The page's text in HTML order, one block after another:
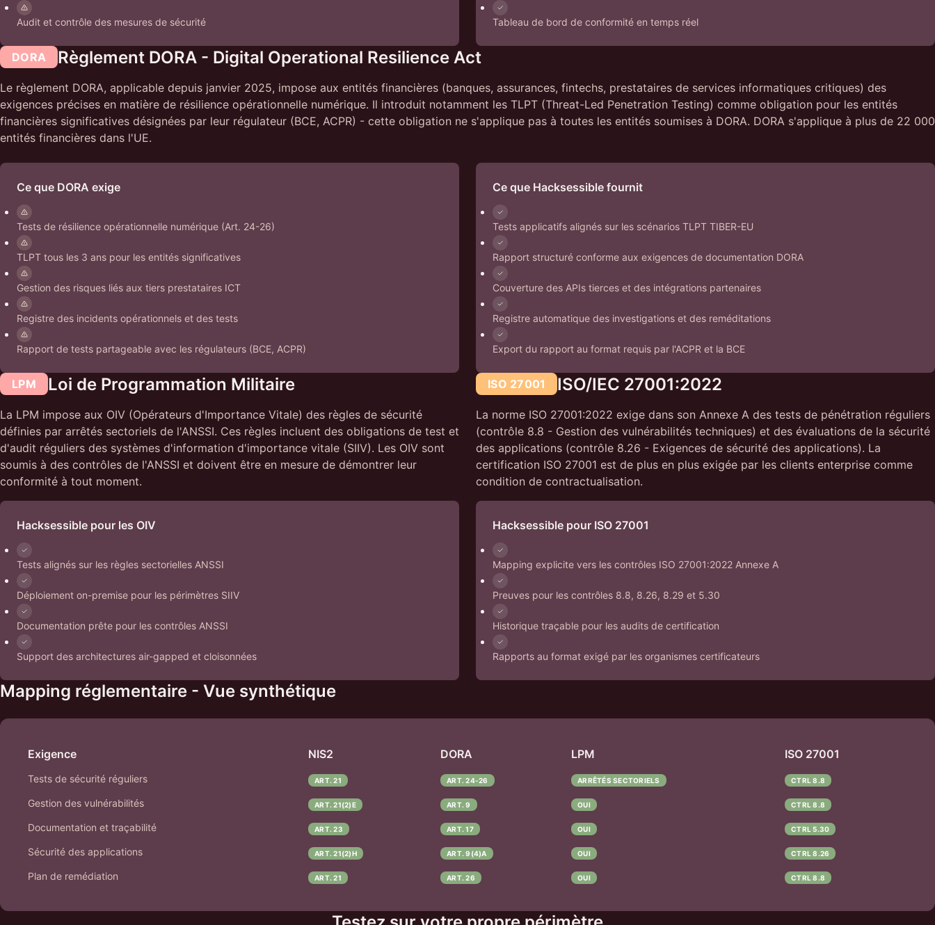
Audit et contrôle des mesures de sécurité Tableau de bord de conformité en temps réel
DORA Règlement DORA - Digital Operational Resilience Act
Le règlement DORA, applicable depuis janvier 2025, impose aux entités financières (banques, assurances, fintechs, prestataires de services informatiques critiques) des
exigences précises en matière de résilience opérationnelle numérique. Il introduit notamment les TLPT (Threat-Led Penetration Testing) comme obligation pour les entités
financières significatives désignées par leur régulateur (BCE, ACPR) - cette obligation ne s'applique pas à toutes les entités soumises à DORA. DORA s'applique à plus de 22 000
entités financières dans l'UE.
Ce que DORA exige
Tests de résilience opérationnelle numérique (Art. 24-26)
TLPT tous les 3 ans pour les entités significatives
Gestion des risques liés aux tiers prestataires ICT
Registre des incidents opérationnels et des tests
Rapport de tests partageable avec les régulateurs (BCE, ACPR)
Ce que Hacksessible fournit
Tests applicatifs alignés sur les scénarios TLPT TIBER-EU
Rapport structuré conforme aux exigences de documentation DORA
Couverture des APIs tierces et des intégrations partenaires
Registre automatique des investigations et des reméditations
Export du rapport au format requis par l'ACPR et la BCE
LPM Loi de Programmation Militaire
La LPM impose aux OIV (Opérateurs d'Importance Vitale) des règles de sécurité
définies par arrêtés sectoriels de l'ANSSI. Ces règles incluent des obligations de test et
d'audit réguliers des systèmes d'information d'importance vitale (SIIV). Les OIV sont
soumis à des contrôles de l'ANSSI et doivent être en mesure de démontrer leur
conformité à tout moment.
Hacksessible pour les OIV
Tests alignés sur les règles sectorielles ANSSI
Déploiement on-premise pour les périmètres SIIV
Documentation prête pour les contrôles ANSSI
Support des architectures air-gapped et cloisonnées
ISO 27001 ISO/IEC 27001:2022
La norme ISO 27001:2022 exige dans son Annexe A des tests de pénétration réguliers
(contrôle 8.8 - Gestion des vulnérabilités techniques) et des évaluations de la sécurité
des applications (contrôle 8.26 - Exigences de sécurité des applications). La
certification ISO 27001 est de plus en plus exigée par les clients enterprise comme
condition de contractualisation.
Hacksessible pour ISO 27001
Mapping explicite vers les contrôles ISO 27001:2022 Annexe A
Preuves pour les contrôles 8.8, 8.26, 8.29 et 5.30
Historique traçable pour les audits de certification
Rapports au format exigé par les organismes certificateurs
Mapping réglementaire - Vue synthétique
Exigence NIS2 DORA LPM ISO 27001
Tests de sécurité réguliers ART. 21 ART. 24-26 ARRÊTÉS SECTORIELS CTRL 8.8
Gestion des vulnérabilités ART. 21(2)E ART. 9 OUI CTRL 8.8
Documentation et traçabilité ART. 23 ART. 17 OUI CTRL 5.30
Sécurité des applications ART. 21(2)H ART. 9(4)A OUI CTRL 8.26
Plan de remédiation ART. 21 ART. 26 OUI CTRL 8.8